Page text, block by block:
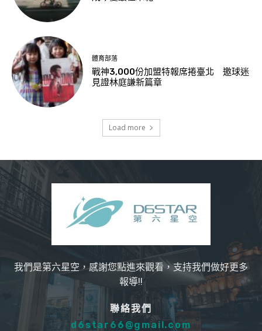
體育部落
戰神3,000份加盟特報席捲臺北 邀球迷
見證林庭謙新篇章
Load more
我們是第六星空，感謝您點進來觀看，支持我們做好更多
報導!!
聯絡我們
d6star66@gmail.com